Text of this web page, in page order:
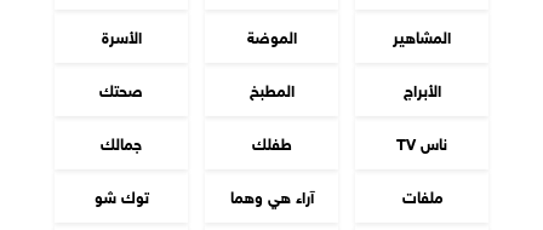
المشاهير
الموضة
الأسرة
الأبراج
المطبخ
صحتك
ناس TV
طفلك
جمالك
ملفات
آراء هي وهما توك شو